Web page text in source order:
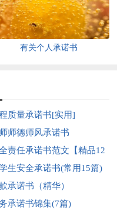
有关个人承诺书
质量承诺书[实用]
师德师风承诺书
责任承诺书范文【精品12
生安全承诺书(常用15篇)
承诺书（精华）
承诺书锦集(7篇)